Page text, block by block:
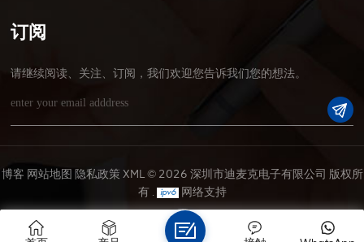
订阅
请继续阅读、关注、订阅，我们欢迎您告诉我们您的想法。
博客 网站地图 隐私政策 XML© 2026 深圳市迪麦克电子有限公司 版权所
有 .
网络支持